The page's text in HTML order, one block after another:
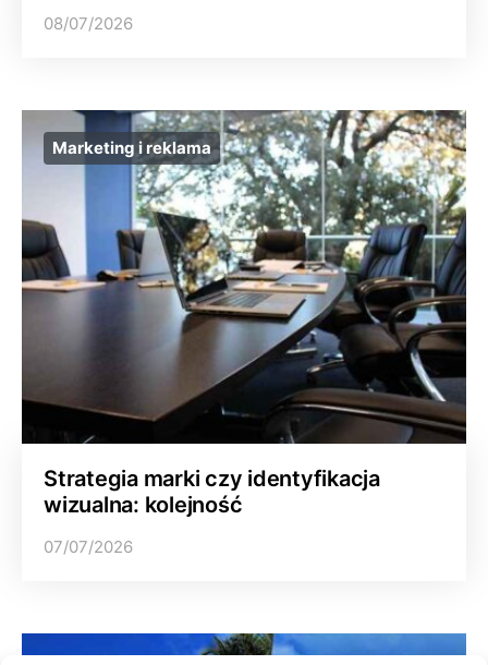
08/07/2026
Marketing i reklama
Strategia marki czy identyfikacja
wizualna: kolejność
07/07/2026